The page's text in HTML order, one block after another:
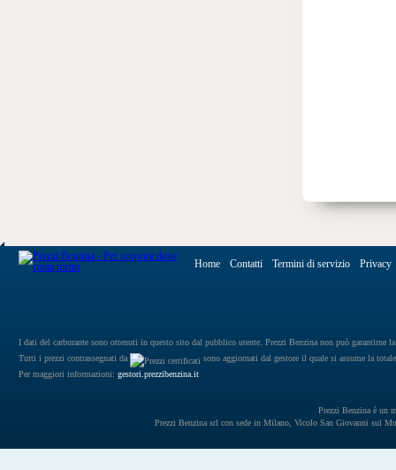
Home Contatti Termini di servizio Privacy
I dati del carburante sono ottenuti in questo sito dal pubblico utente. Prezzi Benzina non può garantirne
Tutti i prezzi contrassegnati da
sono aggiornati dal gestore il quale si assume la
Per maggiori informazioni: gestori.prezzibenzina.it
Prezzi Benzina è un
Prezzi Benzina srl con sede in Milano, Vicolo San Giovanni sul